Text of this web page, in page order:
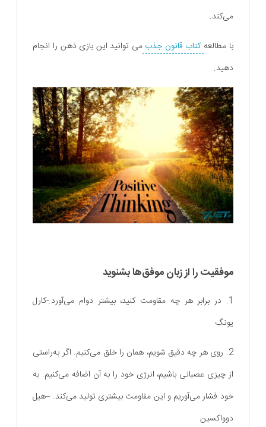
می‌کند.
با مطالعه کتاب قانون جذبمی توانید این بازی ذهن را انجام
دهید.
موفقیت را از زبان موفق‌ها بشنوید
1. در برابر هر چه مقاومت کنید، بیشتر دوام می‌آورد.-کارل
یونگ
2. روی هر چه دقیق شویم، همان را خلق می‌کنیم. اگر به‌راستی
از چیزی عصبانی باشیم، انرژی خود را به آن اضافه می‌کنیم. به
خود فشار می‌آوریم و این مقاومت بیشتری تولید می‌کند. –هیل
دوواکسین